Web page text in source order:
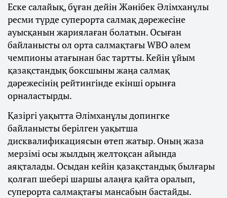
Еске салайық, бұған дейін Жәнібек Әлімханұлы
ресми түрде суперорта салмақ дәрежесіне
ауысқанын жариялаған болатын. Осыған
байланысты ол орта салмақтағы WBO әлем
чемпионы атағынан бас тартты. Кейін ұйым
қазақстандық боксшыны жаңа салмақ
дәрежесінің рейтингінде екінші орынға
орналастырды.
Қазіргі уақытта Әлімханұлы допингке
байланысты берілген уақытша
дисквалификациясын өтеп жатыр. Оның жаза
мерзімі осы жылдың желтоқсан айында
аяқталады. Осыдан кейін қазақстандық былғары
қолғап шебері шаршы алаңға қайта оралып,
суперорта салмақтағы мансабын бастайды.